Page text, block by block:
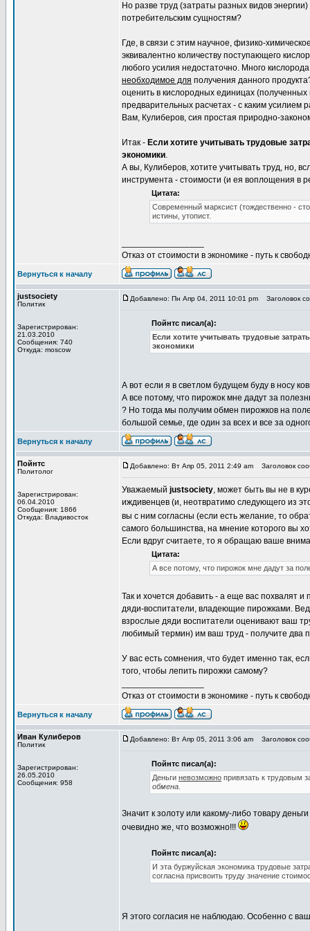
Но разве труд (затраты разных видов
потребительским сущностям?
Где, в связи с этим научное, физико-
эквивалентно количеству поступающего
любого усилия недостаточно. Много
необходимое для получения данного
оценить в кислородных единицах
предварительных расчетах - с каким усилием
Вам, Кулиберов, сия простая природно-
Итак - Если хотите учитывать трудовые
экономики.
А вы, Кулиберов, хотите учитывать труд, но,
инструмента - стоимости (и ея воплощения в
Цитата:
Современный марксист (тождественно -
истины, утопист.
Отказ от стоимости в экономике - путь к
Вернуться к началу
justsociety
Политик
Зарегистрирован:
21.03.2010
Сообщения: 740
Откуда: moscow
Добавлено: Пн Апр 04, 2011 10:01 pm Заголовок
Пойнтс писал(а):
Если хотите учитывать трудовые
экономики
А вот если я в светлом будущем буду в носу
А все потому, что пирожок мне дадут за
? Но тогда мы получим обмен пирожков на
большой семье, где один за всех и все за
Вернуться к началу
Пойнтс
Политолог
Зарегистрирован:
06.04.2010
Сообщения: 1866
Откуда: Владивосток
Добавлено: Вт Апр 05, 2011 2:49 am Заголовок
Уважаемый justsociety, может быть вы не в
иждивенцев (и, неотвратимо следующего из
вы с ним согласны (если есть желание, то
самого большинства, на мнение которого вы
Если вдруг считаете, то я обращаю ваше
Цитата:
А все потому, что пирожок мне дадут за
Так и хочется добавить - а еще вас похвалят и
дяди-воспитатели, владеющие пирожками.
взрослые дяди воспитатели оценивают ваш
любимый термин) им ваш труд - получите два
У вас есть сомнения, что будет именно так,
того, чтобы лепить пирожки самому?
Отказ от стоимости в экономике - путь к
Вернуться к началу
Иван Кулиберов
Политик
Зарегистрирован:
26.05.2010
Сообщения: 958
Добавлено: Вт Апр 05, 2011 3:06 am Заголовок
Пойнтс писал(а):
Деньги невозможно привязать к
обмена
Значит к золоту или какому-либо товару
очевидно же, что возможно!!!
Пойнтс писал(а):
И эта буржуйская экономика трудовые
согласна присвоить труду значение
Я этого согласия не наблюдаю. Особенно с